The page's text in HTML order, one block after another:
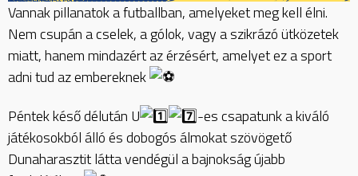
Vannak pillanatok a futballban, amelyeket meg kell élni.
Nem csupán a cselek, a gólok, vagy a szikrázó ütközetek
miatt, hanem mindazért az érzésért, amelyet ez a sport
adni tud az embereknek
Péntek késő délután U
-es csapatunk a kiváló
játékosokból álló és dobogós álmokat szövögető
Dunaharasztit látta vendégül a bajnokság újabb